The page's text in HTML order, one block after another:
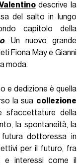
descrive la
del salto in lungo
capitolo della
. Un nuovo grande
Fiona May e Gianni
moda.
e dedizione è quella
la sua collezione
sfaccettature della
la spontaneità, la
dottoressa in
per il futuro, fra
e interessi come il